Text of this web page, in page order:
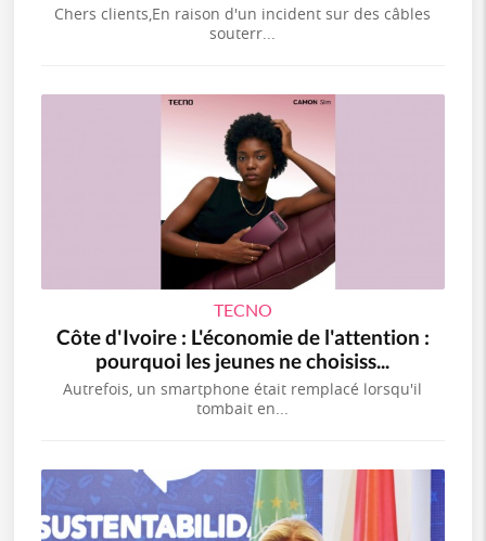
Chers clients,En raison d'un incident sur des câbles
souterr...
TECNO
Côte d'Ivoire : L'économie de l'attention :
pourquoi les jeunes ne choisiss...
Autrefois, un smartphone était remplacé lorsqu'il
tombait en...